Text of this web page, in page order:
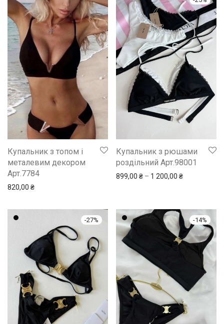
Купальник з топом і
металевим декором
Арт.7784
820,00 ₴
Купальник з рюшами
роздільний Арт.98001
899,00 ₴ – 1 200,00 ₴Price range:
-27% -14%